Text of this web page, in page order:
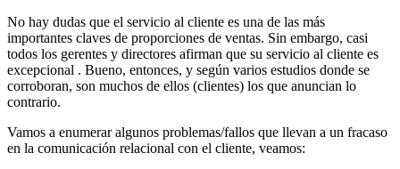
No hay dudas que el servicio al cliente es una de las más
importantes claves de proporciones de ventas. Sin embargo, casi
todos los gerentes y directores afirman que su servicio al cliente es
excepcional . Bueno, entonces, y según varios estudios donde se
corroboran, son muchos de ellos (clientes) los que anuncian lo
contrario.
Vamos a enumerar algunos problemas/fallos que llevan a un fracaso
en la comunicación relacional con el cliente, veamos: